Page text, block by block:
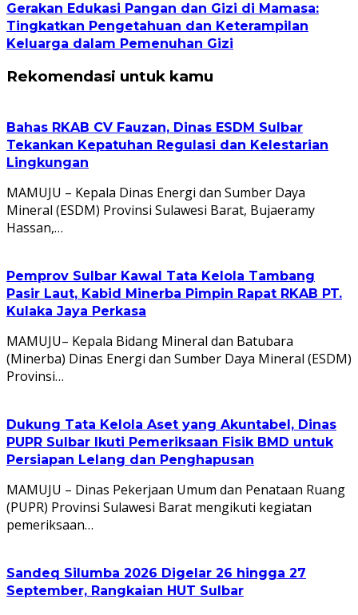
Gerakan Edukasi Pangan dan Gizi di Mamasa:
Tingkatkan Pengetahuan dan Keterampilan
Keluarga dalam Pemenuhan Gizi
Rekomendasi untuk kamu
Bahas RKAB CV Fauzan, Dinas ESDM Sulbar
Tekankan Kepatuhan Regulasi dan Kelestarian
Lingkungan
MAMUJU – Kepala Dinas Energi dan Sumber Daya
Mineral (ESDM) Provinsi Sulawesi Barat, Bujaeramy
Hassan,…
Pemprov Sulbar Kawal Tata Kelola Tambang
Pasir Laut, Kabid Minerba Pimpin Rapat RKAB PT.
Kulaka Jaya Perkasa
MAMUJU– Kepala Bidang Mineral dan Batubara
(Minerba) Dinas Energi dan Sumber Daya Mineral (ESDM)
Provinsi…
Dukung Tata Kelola Aset yang Akuntabel, Dinas
PUPR Sulbar Ikuti Pemeriksaan Fisik BMD untuk
Persiapan Lelang dan Penghapusan
MAMUJU – Dinas Pekerjaan Umum dan Penataan Ruang
(PUPR) Provinsi Sulawesi Barat mengikuti kegiatan
pemeriksaan…
Sandeq Silumba 2026 Digelar 26 hingga 27
September, Rangkaian HUT Sulbar